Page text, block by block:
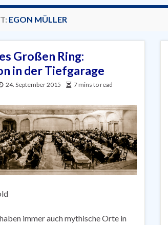
EGON MÜLLER
Großen Ring:
in der Tiefgarage
24. September 2015 7 mins to read
immer auch mythische Orte in